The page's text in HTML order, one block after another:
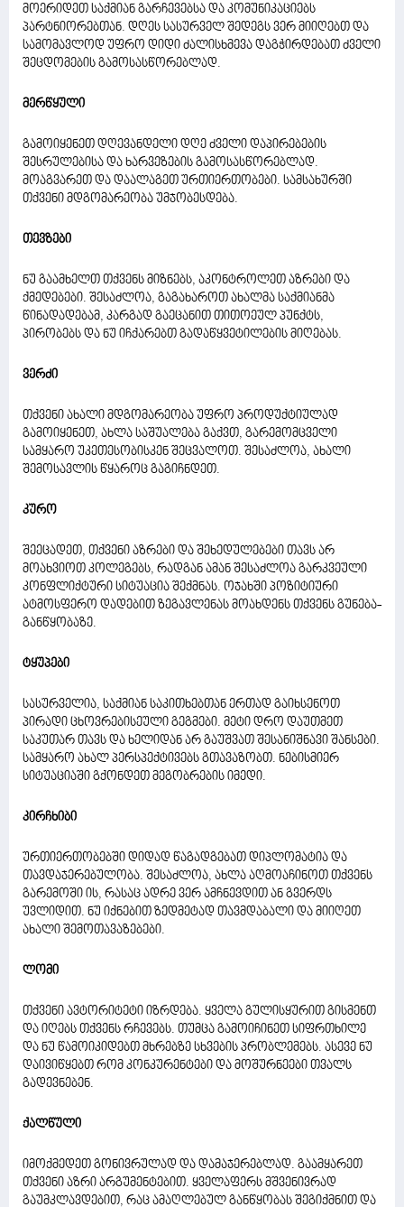
მოერიდეთ საქმიან გარჩევებსა და კომუნიკაციებს
პარტნიორებთან. დღეს სასურველ შედეგს ვერ მიიღებთ და
სამომავლოდ უფრო დიდი ძალისხმევა დაგჭირდებათ ძველი
შეცდომების გამოსასწორებლად.
მერწყული
გამოიყენეთ დღევანდელი დღე ძველი დაპირებების
შესრულებისა და ხარვეზების გამოსასწორებლად.
მოაგვარეთ და დაალაგეთ ურთიერთობები. სამსახურში
თქვენი მდგომარეობა უმჯობესდება.
თევზები
ნუ გაამხელთ თქვენს მიზნებს, აკონტროლეთ აზრები და
ქმედებები. შესაძლოა, გაგახაროთ ახალმა საქმიანმა
წინადადებამ, კარგად გაეცანით თითოეულ პუნქტს,
პირობებს და ნუ იჩქარებთ გადაწყვეტილების მიღებას.
ვერძი
თქვენი ახალი მდგომარეობა უფრო პროდუქტიულად
გამოიყენეთ, ახლა საშუალება გაქვთ, გარემომცველი
სამყარო უკეთესობისკენ შეცვალოთ. შესაძლოა, ახალი
შემოსავლის წყაროც გაგიჩნდეთ.
კურო
შეეცადეთ, თქვენი აზრები და შეხედულებები თავს არ
მოახვიოთ კოლეგებს, რადგან ამან შესაძლოა გარკვეული
კონფლიქტური სიტუაცია შექმნას. ოჯახში პოზიტიური
ატმოსფერო დადებით ზეგავლენას მოახდენს თქვენს გუნება-
განწყობაზე.
ტყუპები
სასურველია, საქმიან საკითხებთან ერთად გაიხსენოთ
პირადი ცხოვრებისეული გეგმები. მეტი დრო დაუთმეთ
საკუთარ თავს და ხელიდან არ გაუშვათ შესანიშნავი შანსები.
სამყარო ახალ პერსპექტივებს გთავაზობთ. ნებისმიერ
სიტუაციაში გქონდეთ მეგობრების იმედი.
კირჩხიბი
ურთიერთობებში დიდად წაგადგებათ დიპლომატია და
თავდაჯერებულობა. შესაძლოა, ახლა აღმოაჩინოთ თქვენს
გარემოში ის, რასაც ადრე ვერ ამჩნევდით ან გვერდს
უვლიდით. ნუ იქნებით ზედმეტად თავმდაბალი და მიიღეთ
ახალი შემოთავაზებები.
ლომი
თქვენი ავტორიტეტი იზრდება. ყველა გულისყურით გისმენთ
და იღებს თქვენს რჩევებს. თუმცა გამოიჩინეთ სიფრთხილე
და ნუ წამოიკიდებთ მხრებზე სხვების პრობლემებს. ასევე ნუ
დაივიწყებთ რომ კონკურენტები და მოშურნეები თვალს
გადევნებენ.
ქალწული
იმოქმედეთ გონივრულად და დამაჯერებლად. გაამყარეთ
თქვენი აზრი არგუმენტებით. ყველაფერს მშვენივრად
გაუმკლავდებით, რაც ამაღლებულ განწყობას შეგიქმნით და